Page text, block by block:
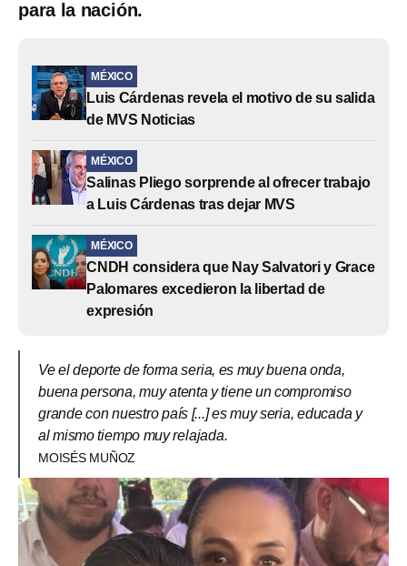
para la nación.
MÉXICO
Luis Cárdenas revela el motivo de su salida
de MVS Noticias
MÉXICO
Salinas Pliego sorprende al ofrecer trabajo
a Luis Cárdenas tras dejar MVS
MÉXICO
CNDH considera que Nay Salvatori y Grace
Palomares excedieron la libertad de
expresión
Ve el deporte de forma seria, es muy buena onda,
buena persona, muy atenta y tiene un compromiso
grande con nuestro país [...] es muy seria, educada y
al mismo tiempo muy relajada.
MOISÉS MUÑOZ